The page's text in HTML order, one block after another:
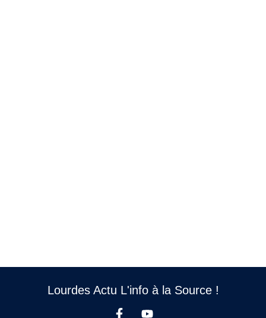
Lourdes Actu L'info à la Source !